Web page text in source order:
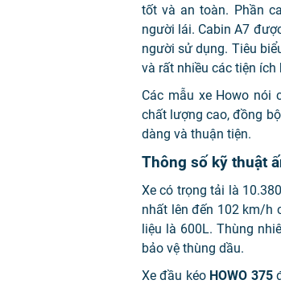
tốt và an toàn. Phần
người lái. Cabin A7
người sử dụng. Tiêu
và rất nhiều các tiện ích
Các mẫu xe Howo nói
chất lượng cao, đồng
dàng và thuận tiện.
Thông số kỹ thuật
Xe có trọng tải là
nhất lên đến 102 km/h
liệu là 600L. Thùng
bảo vệ thùng dầu.
Xe đầu kéo HOWO 375